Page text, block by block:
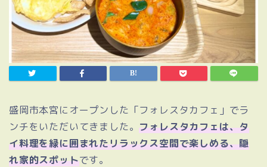
盛岡市本宮にオープンした「フォレスタカフェ」でラ
ンチをいただいてきました。フォレスタカフェは、タ
イ料理を緑に囲まれたリラックス空間で楽しめる、隠
れ家的スポットです。